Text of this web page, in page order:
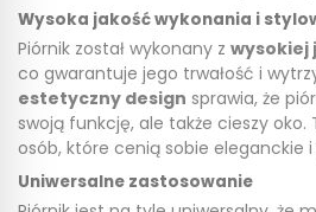
Wysoka jakość wykonania i
Piórnik został wykonany z wysokiej
co gwarantuje jego trwałość i
estetyczny design sprawia, że
swoją funkcję, ale także cieszy oko.
osób, które cenią sobie eleganckie
Uniwersalne zastosowanie